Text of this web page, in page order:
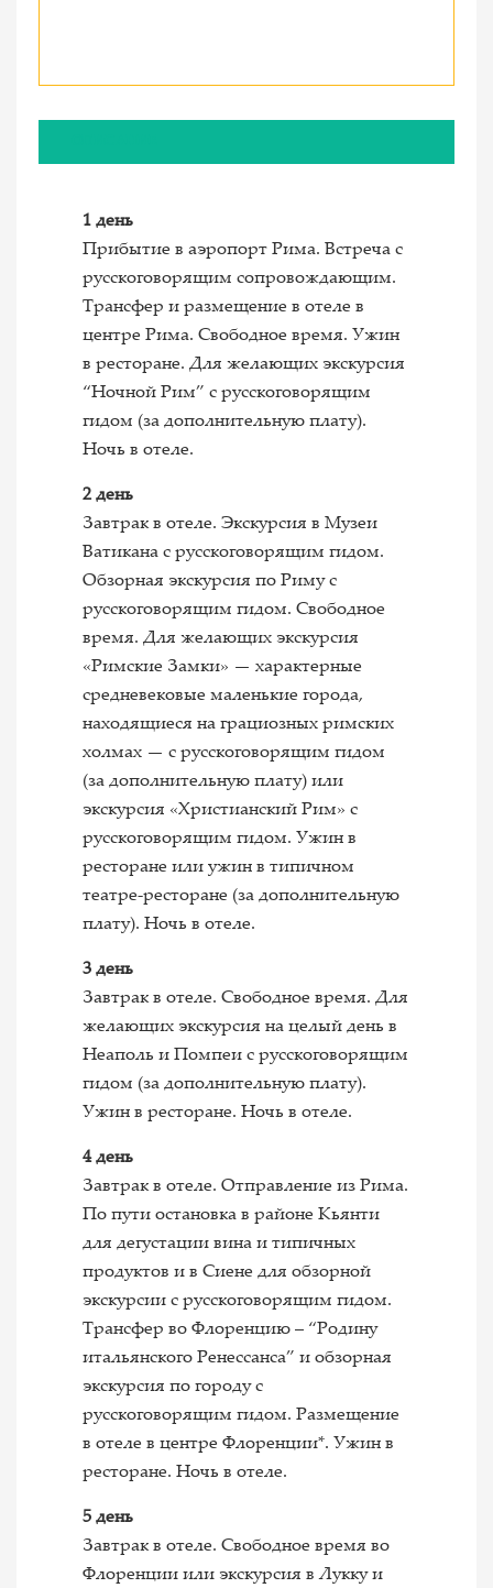
1 день
Прибытие в аэропорт Рима. Встреча с
русскоговорящим сопровождающим.
Трансфер и размещение в отеле в
центре Рима. Свободное время. Ужин
в ресторане. Для желающих экскурсия
“Ночной Рим” с русскоговорящим
гидом (за дополнительную плату).
Ночь в отеле.
2 день
Завтрак в отеле. Экскурсия в Музеи
Ватикана с русскоговорящим гидом.
Обзорная экскурсия по Риму с
русскоговорящим гидом. Свободное
время. Для желающих экскурсия
«Римские Замки» — характерные
средневековые маленькие города,
находящиеся на грациозных римских
холмах — с русскоговорящим гидом
(за дополнительную плату) или
экскурсия «Христианский Рим» с
русскоговорящим гидом. Ужин в
ресторане или ужин в типичном
театре-ресторане (за дополнительную
плату). Ночь в отеле.
3 день
Завтрак в отеле. Свободное время. Для
желающих экскурсия на целый день в
Неаполь и Помпеи с русскоговорящим
гидом (за дополнительную плату).
Ужин в ресторане. Ночь в отеле.
4 день
Завтрак в отеле. Отправление из Рима.
По пути остановка в районе Кьянти
для дегустации вина и типичных
продуктов и в Сиене для обзорной
экскурсии с русскоговорящим гидом.
Трансфер во Флоренцию – “Родину
итальянского Ренессанса” и обзорная
экскурсия по городу с
русскоговорящим гидом. Размещение
в отеле в центре Флоренции*. Ужин в
ресторане. Ночь в отеле.
5 день
Завтрак в отеле. Свободное время во
Флоренции или экскурсия в Лукку и